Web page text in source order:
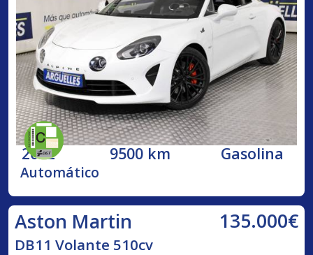
2022 9500 km Gasolina
Automático
Aston Martin 135.000€
DB11 Volante 510cv